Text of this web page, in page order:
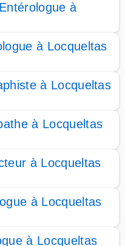
à
à Locqueltas
à Locqueltas
à Locqueltas
à Locqueltas
à Locqueltas
à Locqueltas